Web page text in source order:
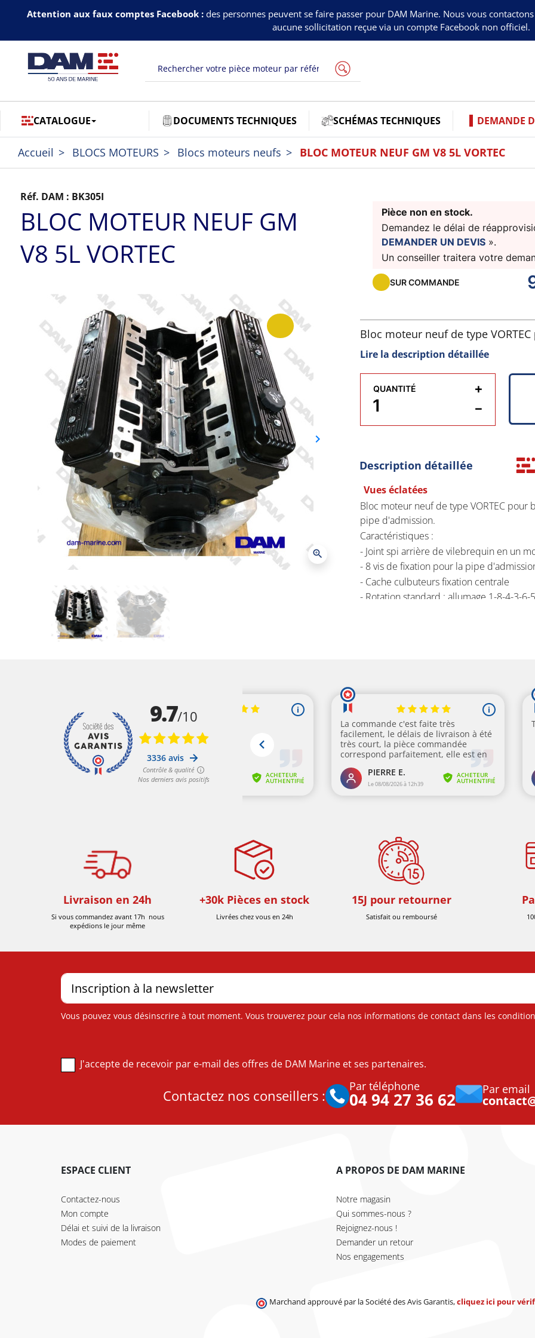
Attention aux faux comptes Facebook :des personnes peuvent se faire passer pour DAM Marine. Nous vous
aucune sollicitation reçue via un compte Facebook non officiel.
CATALOGUE DOCUMENTS TECHNIQUES SCHÉMAS TECHNIQUES DEMANDE
Accueil BLOCS MOTEURS Blocs moteurs neufs BLOC MOTEUR NEUF GM V8 5L VORTEC
Réf. DAM : BK305I
BLOC MOTEUR NEUF GM
V8 5L VORTEC
Suivant
keyboard_arrow_right
zoom_in
Pièce non en stock.
Demandez le délai de
DEMANDER UN DEVIS».
Un conseiller traitera votre
SUR COMMANDE
Bloc moteur neuf de type
fixation pour la pipe d'admission.
Caractéristiques :
- Joint spi arrière de vilebrequin
- 8 vis de fixation pour la pipe
- Cache culbuteurs fixation centrale
- Rotation standard : allumage 1-8-
- Culasses de types VORTEC
Produit parfait pour le
Crusader ...
Bloc moteur incluant les postes
- Damper avant
Lire la description détaillée
QUANTITÉ
−
+
Description détaillée
Vues éclatées
Bloc moteur neuf de type VORTEC
pipe d'admission.
Caractéristiques :
- Joint spi arrière de vilebrequin en un
- 8 vis de fixation pour la pipe
- Cache culbuteurs fixation centrale
- Rotation standard : allumage 1-8-4-3-6-
Produit parfait pour le remplacement
- Damper avant
Livraison en 24h
Si vous commandez avant 17h nous
expédions le jour même
+30k Pièces en stock
Livrées chez vous en 24h
15J pour retourner
Satisfait ou remboursé
Vous pouvez vous désinscrire à tout moment. Vous trouverez pour cela nos informations de contact dans les
J'accepte de recevoir par e-mail des offres de DAM Marine et ses partenaires.
Contactez nos conseillers :
Par téléphone
04 94 27 36 62 Par email
ESPACE CLIENT
Contactez-nous
Mon compte
Délai et suivi de la livraison
Modes de paiement
A PROPOS DE DAM MARINE
Notre magasin
Qui sommes-nous ?
Rejoignez-nous !
Demander un retour
Nos engagements
Marchand approuvé par la Société des Avis Garantis,cliquez ici pour